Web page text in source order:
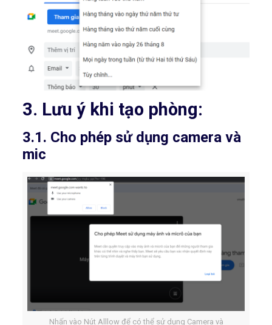
3. Lưu ý khi tạo phòng:
3.1. Cho phép sử dụng camera và
mic
Nhấn vào Nút Alllow để có thể sử dụng Camera và